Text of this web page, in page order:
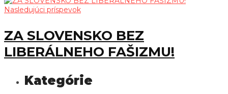
Nasledujúci príspevok
ZA SLOVENSKO BEZ
LIBERÁLNEHO FAŠIZMU!